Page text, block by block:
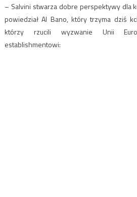
– Salvini stwarza dobre perspektywy dla
powiedział Al Bano, który trzyma dziś
którzy rzucili wyzwanie Unii
establishmentowi: